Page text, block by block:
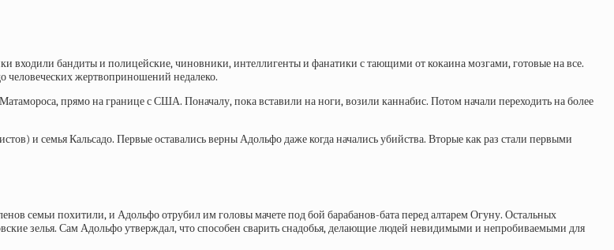
входили бандиты и полицейские, чиновники, интеллигенты и фанатики с тающими от кокаина мозгами, готовые на все.
человеческих жертвоприношений недалеко.
прямо на границе с США. Поначалу, пока вставили на ноги, возили каннабис. Потом начали переходить на более
и семья Кальсадо. Первые оставались верны Адольфо даже когда начались убийства. Вторые как раз стали первыми
семьи похитили, и Адольфо отрубил им головы мачете под бой барабанов-батаперед алтарем Огуну. Остальных
зелья. Сам Адольфо утверждал, что способен сварить снадобья, делающие людей невидимыми и непробиваемыми для